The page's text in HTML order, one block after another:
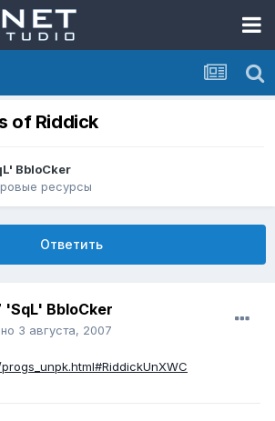
of Riddick
BbloCker
ресурсы
Ответить
BbloCker
3 августа, 2007